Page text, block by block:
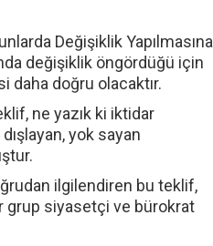
Değişiklik Yapılmasına
değişiklik öngördüğü için
daha doğru olacaktır.
ne yazık ki iktidar
yok sayan
ilgilendiren bu teklif,
grup siyasetçi ve bürokrat